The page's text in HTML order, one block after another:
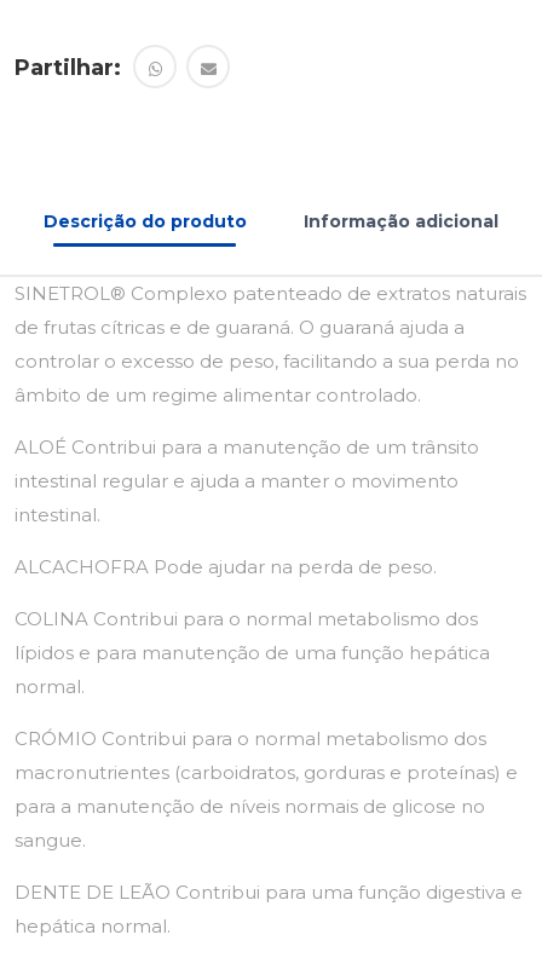
Partilhar:
Descrição do produto Informação adicional
SINETROL® Complexo patenteado de extratos naturais
de frutas cítricas e de guaraná. O guaraná ajuda a
controlar o excesso de peso, facilitando a sua perda no
âmbito de um regime alimentar controlado.
ALOÉ Contribui para a manutenção de um trânsito
intestinal regular e ajuda a manter o movimento
intestinal.
ALCACHOFRA Pode ajudar na perda de peso.
COLINA Contribui para o normal metabolismo dos
lípidos e para manutenção de uma função hepática
normal.
CRÓMIO Contribui para o normal metabolismo dos
macronutrientes (carboidratos, gorduras e proteínas) e
para a manutenção de níveis normais de glicose no
sangue.
DENTE DE LEÃO Contribui para uma função digestiva e
hepática normal.